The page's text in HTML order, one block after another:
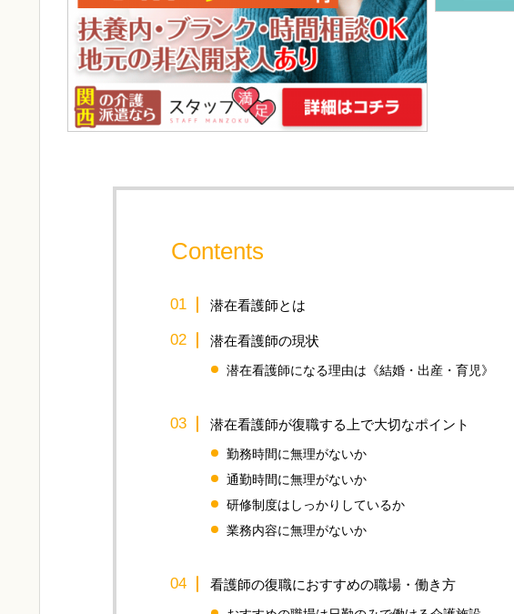
Contents
潜在看護師とは
潜在看護師の現状
潜在看護師になる理由は《結婚・出産・育児》
潜在看護師が復職する上で大切なポイント
勤務時間に無理がないか
通勤時間に無理がないか
研修制度はしっかりしているか
業務内容に無理がないか
看護師の復職におすすめの職場・働き方